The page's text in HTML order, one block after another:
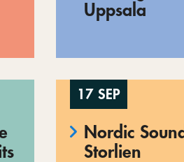
Uppsala
17 SEP
Nordic
Storlien